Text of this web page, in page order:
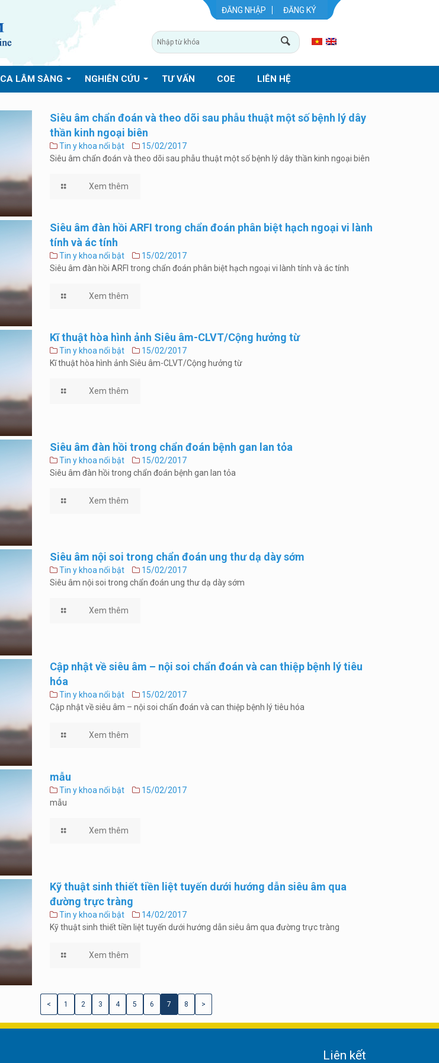
ĐĂNG NHẬP ĐĂNG KÝ
CA LÂM SÀNG NGHIÊN CỨU TƯ VẤN COE LIÊN HỆ
Siêu âm chẩn đoán và theo dõi sau phẫu thuật một số bệnh lý dây
thần kinh ngoại biên
Tin y khoa nổi bật
15/02/2017
Siêu âm chẩn đoán và theo dõi sau phẫu thuật một số bệnh lý dây thần kinh ngoại biên
Xem thêm
Siêu âm đàn hồi ARFI trong chẩn đoán phân biệt hạch ngoại vi lành
tính và ác tính
Tin y khoa nổi bật
15/02/2017
Siêu âm đàn hồi ARFI trong chẩn đoán phân biệt hạch ngoại vi lành tính và ác tính
Xem thêm
Kĩ thuật hòa hình ảnh Siêu âm-CLVT/Cộng hưởng từ
Tin y khoa nổi bật
15/02/2017
Kĩ thuật hòa hình ảnh Siêu âm-CLVT/Cộng hưởng từ
Xem thêm
Siêu âm đàn hồi trong chẩn đoán bệnh gan lan tỏa
Tin y khoa nổi bật
15/02/2017
Siêu âm đàn hồi trong chẩn đoán bệnh gan lan tỏa
Xem thêm
Siêu âm nội soi trong chẩn đoán ung thư dạ dày sớm
Tin y khoa nổi bật
15/02/2017
Siêu âm nội soi trong chẩn đoán ung thư dạ dày sớm
Xem thêm
Cập nhật về siêu âm – nội soi chẩn đoán và can thiệp bệnh lý tiêu
hóa
Tin y khoa nổi bật
15/02/2017
Cập nhật về siêu âm – nội soi chẩn đoán và can thiệp bệnh lý tiêu hóa
Xem thêm
mẫu
Tin y khoa nổi bật
15/02/2017
mẫu
Xem thêm
Kỹ thuật sinh thiết tiền liệt tuyến dưới hướng dẫn siêu âm qua
đường trực tràng
Tin y khoa nổi bật
14/02/2017
Kỹ thuật sinh thiết tiền liệt tuyến dưới hướng dẫn siêu âm qua đường trực tràng
Xem thêm
< 1 2 3 4 5 6 7 8 >
Liên kết